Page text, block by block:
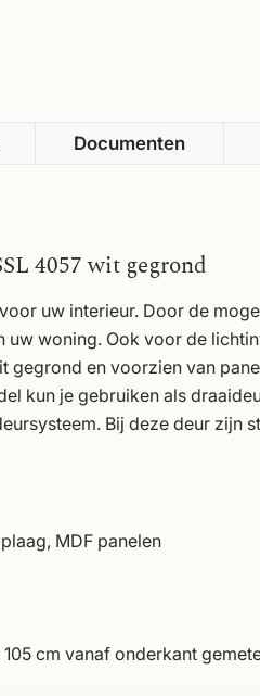
Documenten
4057 wit gegrond
uw interieur. Door de
woning. Ook voor de
gegrond en voorzien van
kun je gebruiken als
Bij deze deur zijn
MDF panelen
cm vanaf onderkant